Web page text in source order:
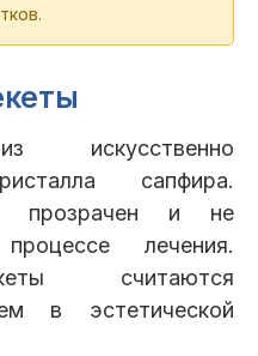
искусственно
сапфира.
прозрачен и не
лечения.
считаются
в эстетической